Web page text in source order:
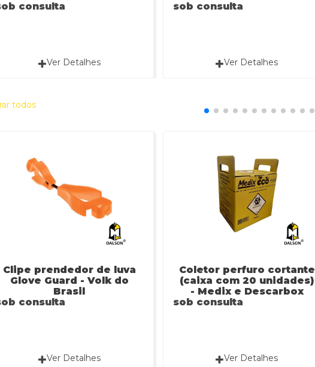
consulta
Ver Detalhes
sob consulta
Ver Detalhes
todos
Clipe prendedor de luva
Glove Guard - Volk do
Brasil
consulta
Ver Detalhes
Coletor perfuro cortante
(caixa com 20 unidades)
- Medix e Descarbox
sob consulta
Ver Detalhes